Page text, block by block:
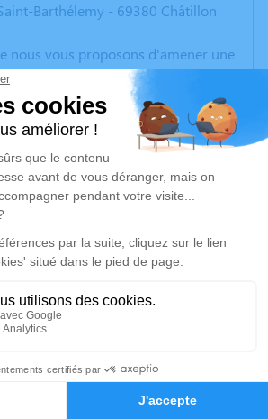
Hommages
Barthélemy - 69380 Châtillon
nous vous proposons d'amener une
à poser sur les marches de
à votre disposition pour un don à
palliatif des Massues.
chaleureusement.
d’arbre hommage est
Je rends hommage
2023 à 14h30
D’azergues